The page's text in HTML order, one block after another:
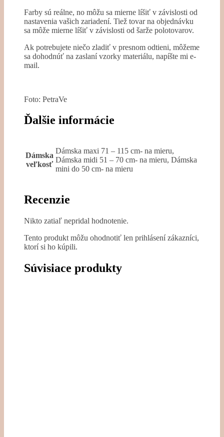
Farby sú reálne, no môžu sa mierne líšiť v závislosti od
nastavenia vašich zariadení. Tiež tovar na objednávku
sa môže mierne líšiť v závislosti od šarže polotovarov.
Ak potrebujete niečo zladiť v presnom odtieni, môžeme
sa dohodnúť na zaslaní vzorky materiálu, napíšte mi e-
mail.
Foto: PetraVe
Ďalšie informácie
Dámska
veľkosť
Dámska maxi 71 – 115 cm- na mieru,
Dámska midi 51 – 70 cm- na mieru, Dámska
mini do 50 cm- na mieru
Recenzie
Nikto zatiaľ nepridal hodnotenie.
Tento produkt môžu ohodnotiť len prihlásení zákazníci,
ktorí si ho kúpili.
Súvisiace produkty